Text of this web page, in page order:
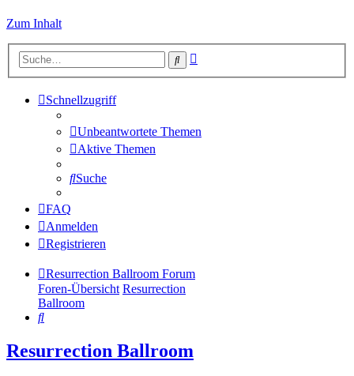
Zum Inhalt
Suche
Schnellzugriff
Unbeantwortete Themen
Aktive Themen
Suche
FAQ
Anmelden
Registrieren
Resurrection Ballroom Forum
Foren-Übersicht Resurrection
Ballroom
Suche
Resurrection Ballroom